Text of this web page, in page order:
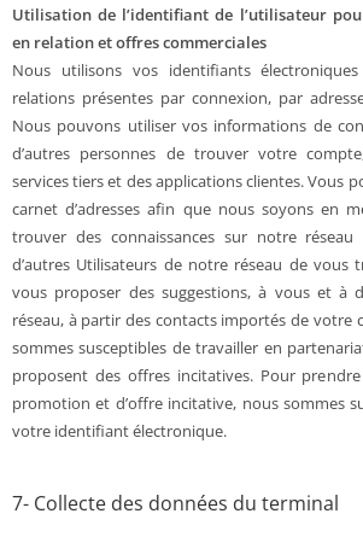
Utilisation de l’identifiant de l’utilisateur
en relation et offres commerciales
Nous utilisons vos identifiants
relations présentes par connexion, par
Nous pouvons utiliser vos informations de
d’autres personnes de trouver votre
services tiers et des applications clientes. Vous
carnet d’adresses afin que nous soyons en
trouver des connaissances sur notre
d’autres Utilisateurs de notre réseau de vous
vous proposer des suggestions, à vous et à
réseau, à partir des contacts importés de votre
sommes susceptibles de travailler en
proposent des offres incitatives. Pour
promotion et d’offre incitative, nous sommes
votre identifiant électronique.
7- Collecte des données du terminal